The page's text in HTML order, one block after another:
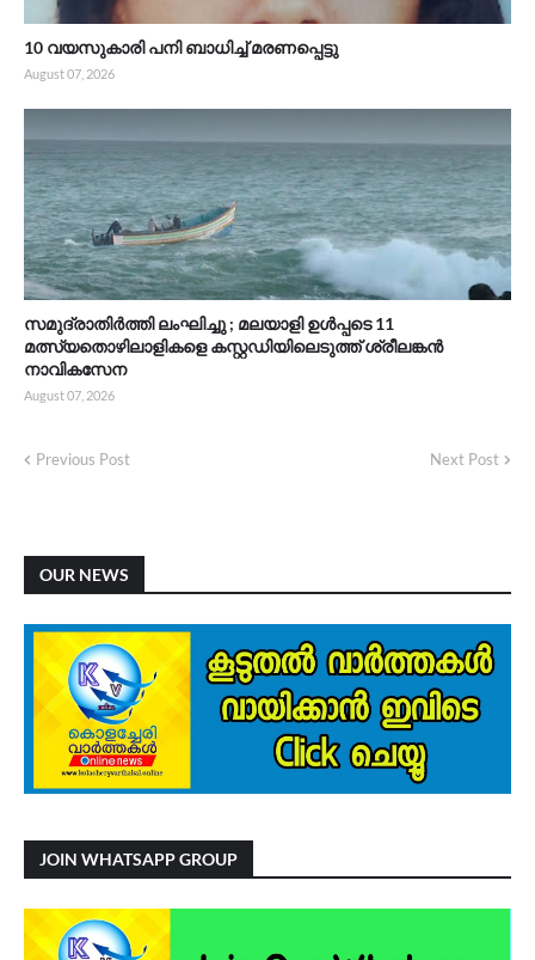
10 വയസുകാരി പനി ബാധിച്ച് മരണപ്പെട്ടു
August 07, 2026
സമുദ്രാതിർത്തി ലംഘിച്ചു ; മലയാളി ഉൾപ്പടെ 11
മത്സ്യതൊഴിലാളികളെ കസ്റ്റഡിയിലെടുത്ത് ശ്രീലങ്കൻ
നാവികസേന
August 07, 2026
Previous Post Next Post
OUR NEWS
JOIN WHATSAPP GROUP